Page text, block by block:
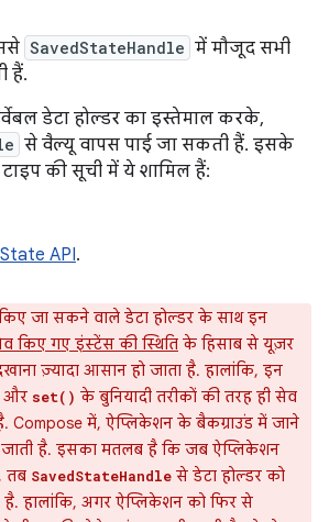
SavedStateHandle में मौजूद सभी
हैं.
डेटा होल्डर का इस्तेमाल करके,
से वैल्यू वापस पाई जा सकती हैं. इसके
की सूची में ये शामिल हैं:
API.
किए जा सकने वाले डेटा होल्डर के साथ इन
किए गए इंस्टेंस की स्थिति के हिसाब से यूज़र
ज़्यादा आसान हो जाता है. हालांकि, इन
और set() के बुनियादी तरीकों की तरह ही सेव
Compose में, ऐप्लिकेशन के बैकग्राउंड में जाने
जाती है. इसका मतलब है कि जब ऐप्लिकेशन
तब SavedStateHandle से डेटा होल्डर को
हालांकि, अगर ऐप्लिकेशन को फिर से